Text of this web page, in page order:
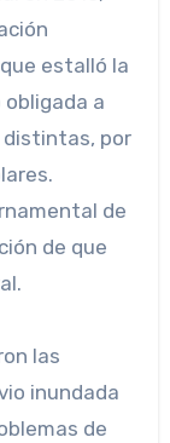
estalló la
a
distintas, por
de
de que
las
inundada
de